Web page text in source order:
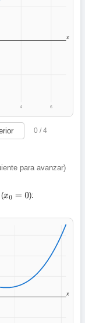
4 6
x
0 / 4
para avanzar)
(x0=0
):
x